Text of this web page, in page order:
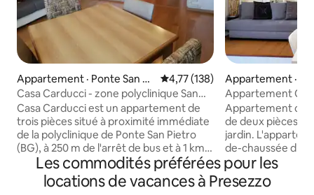
Appartement · Ponte San Pi
etro
Note moyenne de 4,77 sur 5,
4,77 (138)
Casa Carducci - zone polyclinique San
Pietro
Casa Carducci est un appartement de
trois pièces situé à proximité immédiate
de la polyclinique de Ponte San Pietro
(BG), à 250 m de l'arrêt de bus et à 1 km
de la gare FS. Il est composé d'une
chambre double, d'une chambre avec 2
lits, d'un salon avec canapé-lit, d'une
Appartement ·
Appartement
et jardin
Appartement
de deux pièces
jardin. L'appartement est situé au rez-
de-chaussée
centre historique
dispose d'une
Meublé avec des
Les commodités préférées pour les
locations de vacances à Presezzo